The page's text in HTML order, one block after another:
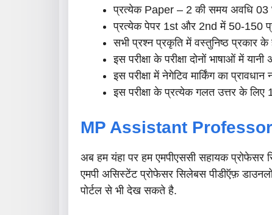
प्रत्येक Paper – 2 की समय अवधि 03
प्रत्येक पेपर 1st और 2nd में 50-150
सभी प्रश्न प्रकृति में वस्तुनिष्ठ प्रकार के
इस परीक्षा के परीक्षा दोनों भाषाओं में
इस परीक्षा में नेगेटिव मार्किंग का प्रावधान
इस परीक्षा के प्रत्येक गलत उत्तर के
MP Assistant
अब हम यंहा पर हम एमपीएससी सहायक प्रोफेसर
एमपी असिस्टेंट प्रोफेसर सिलेबस पीडीऍफ़
पोर्टल से भी देख सकते है.